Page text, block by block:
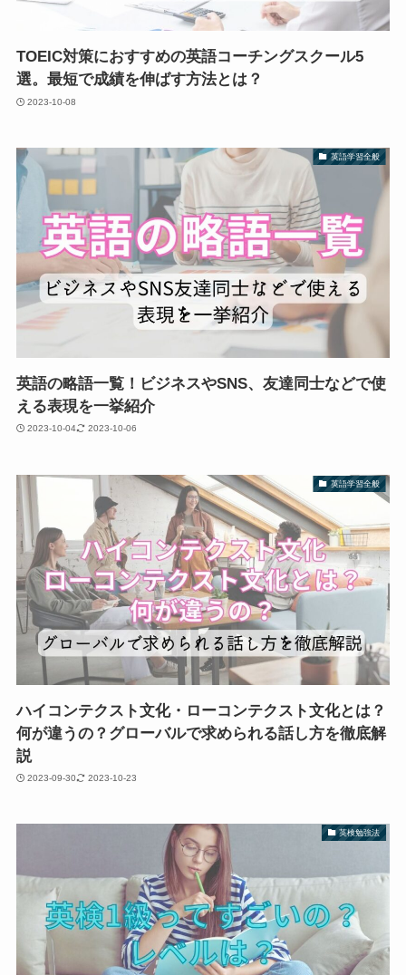
TOEIC対策におすすめの英語コーチングスクール5
選。最短で成績を伸ばす方法とは？
2023-10-08
英語学習全般
英語の略語一覧！ビジネスやSNS、友達同士などで使
える表現を一挙紹介
2023-10-04 2023-10-06
英語学習全般
ハイコンテクスト文化・ローコンテクスト文化とは？
何が違うの？グローバルで求められる話し方を徹底解
説
2023-09-30 2023-10-23
英検勉強法